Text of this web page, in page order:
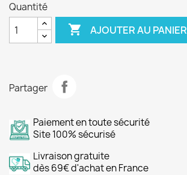
Quantité
 AJOUTER AU PANIER
Partager
Paiement en toute sécurité
Site 100% sécurisé
Livraison gratuite
dès 69€ d'achat en France